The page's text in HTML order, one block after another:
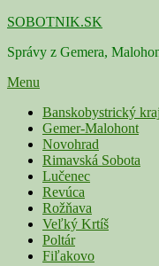
Skip
content
SOBOTNIK.SK
Správy z Gemera,
Menu
Primárne
menu
Banskobystrický kraj
Gemer-Malohont
Novohrad
Rimavská Sobota
Lučenec
Revúca
Rožňava
Veľký Krtíš
Poltár
Fiľakovo